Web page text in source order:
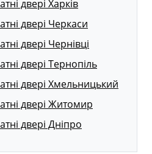
двері Харків
двері Черкаси
двері Чернівці
двері Тернопіль
двері Хмельницький
двері Житомир
двері Дніпро